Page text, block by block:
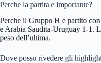
Perche la partita e importante?
Perche il Gruppo H e partito
e Arabia Saudita-Uruguay 1-1.
peso dell’ultima.
Dove posso rivedere gli